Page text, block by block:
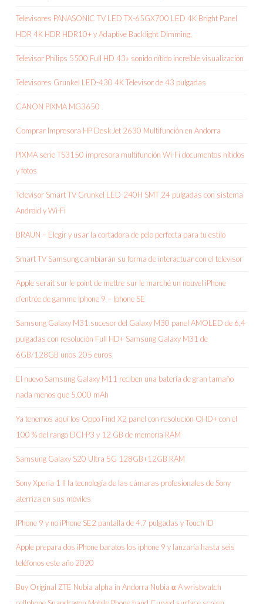
Televisores PANASONIC TV LED TX-65GX700 LED 4K Bright Panel
HDR 4K HDR HDR10+ y Adaptive Backlight Dimming,
Televisor Philips 5500 Full HD 43» sonido nítido increíble visualización
Televisores Grunkel LED-430 4K Televisor de 43 pulgadas
CANON PIXMA MG3650
Comprar Impresora HP DeskJet 2630 Multifunción en Andorra
PIXMA serie TS3150 impresora multifunción Wi-Fi documentos nítidos
y fotos
Televisor Smart TV Grunkel LED-240H SMT 24 pulgadas con sistema
Android y Wi-Fi
BRAUN – Elegir y usar la cortadora de pelo perfecta para tu estilo
Smart TV Samsung cambiarán su forma de interactuar con el televisor
Apple serait sur le point de mettre sur le marché un nouvel iPhone
d’entrée de gamme Iphone 9 – Iphone SE
Samsung Galaxy M31 sucesor del Galaxy M30 panel AMOLED de 6,4
pulgadas con resolución Full HD+ Samsung Galaxy M31 de
6GB/128GB unos 205 euros
El nuevo Samsung Galaxy M11 reciben una batería de gran tamaño
nada menos que 5.000 mAh
Ya tenemos aquí los Oppo Find X2 panel con resolución QHD+ con el
100 % del rango DCI-P3 y 12 GB de memoria RAM
Samsung Galaxy S20 Ultra 5G 128GB+12GB RAM
Sony Xperia 1 II la tecnología de las cámaras profesionales de Sony
aterriza en sus móviles
IPhone 9 y no iPhone SE2 pantalla de 4,7 pulgadas y Touch ID
Apple prepara dos iPhone baratos los iphone 9 y lanzaría hasta seis
teléfonos este año 2020
Buy Original ZTE Nubia alpha in Andorra Nubia α A wristwatch